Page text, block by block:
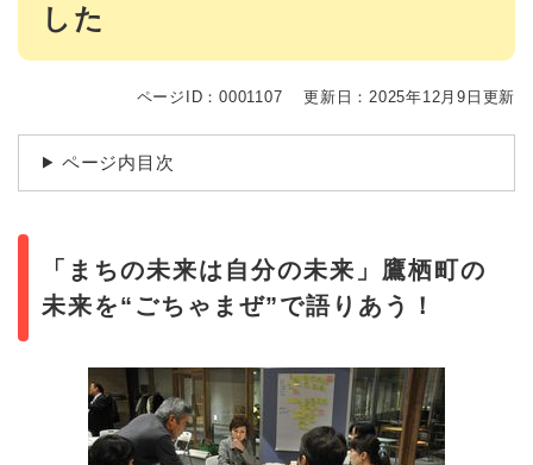
した
ページID：0001107 更新日：2025年12月9日更新
ページ内目次
「まちの未来は自分の未来」鷹栖町の
未来を“ごちゃまぜ”で語りあう！